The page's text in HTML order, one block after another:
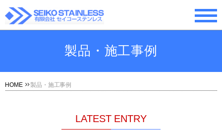
製品・施工事例
HOME 製品・施工事例
LATEST ENTRY